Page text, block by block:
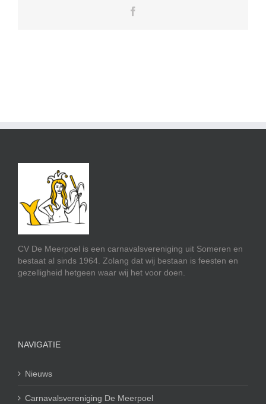
CV De Meerpoel is een carnavalsvereniging uit Someren en
bestaat al sinds 1964. Zolang dat wij bestaan is feesten en
gezelligheid hetgeen waar wij het voor doen.
NAVIGATIE
Nieuws
Carnavalsvereniging De Meerpoel